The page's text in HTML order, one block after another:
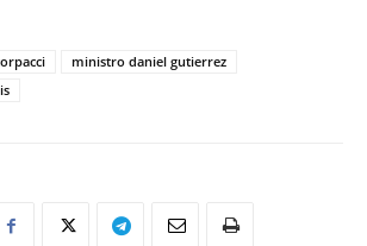
ministro daniel gutierrez